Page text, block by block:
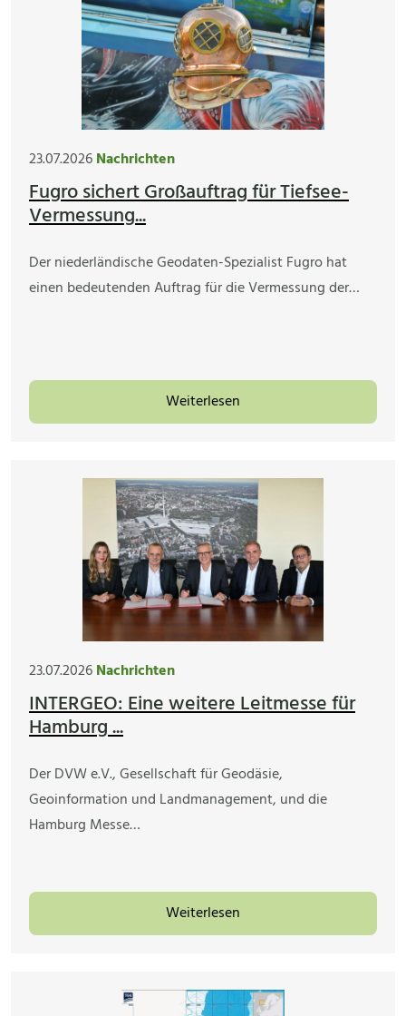
23.07.2026Nachrichten
Fugro sichert Großauftrag für Tiefsee-
Vermessung...
Der niederländische Geodaten-Spezialist Fugro hat
einen bedeutenden Auftrag für die Vermessung der…
Weiterlesen
23.07.2026Nachrichten
INTERGEO: Eine weitere Leitmesse für
Hamburg ...
Der DVW e.V., Gesellschaft für Geodäsie,
Geoinformation und Landmanagement, und die
Hamburg Messe…
Weiterlesen